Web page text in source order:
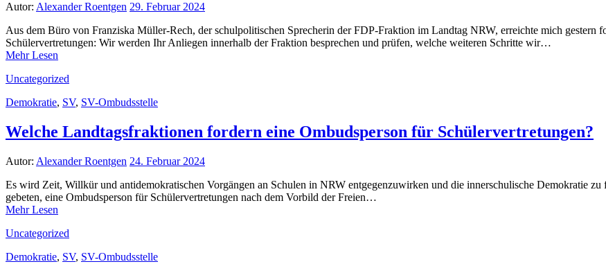
Autor: Alexander Roentgen 29. Februar 2024
Aus dem Büro von Franziska Müller-Rech, der schulpolitischen Sprecherin der FDP-Fraktion im Landtag NRW, erreichte mich gestern
Schülervertretungen: Wir werden Ihr Anliegen innerhalb der Fraktion besprechen und prüfen, welche weiteren Schritte wir…
Mehr Lesen
Uncategorized
Demokratie, SV, SV-Ombudsstelle
Welche Landtagsfraktionen fordern eine Ombudsperson für Schülervertretungen?
Autor: Alexander Roentgen 24. Februar 2024
Es wird Zeit, Willkür und antidemokratischen Vorgängen an Schulen in NRW entgegenzuwirken und die innerschulische Demokratie
gebeten, eine Ombudsperson für Schülervertretungen nach dem Vorbild der Freien…
Mehr Lesen
Uncategorized
Demokratie, SV, SV-Ombudsstelle